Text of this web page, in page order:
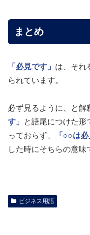
まとめ
「必見です」 は、それ
られています。
必ず見るように、と解
す」
と語尾につけた形
っておらず、
「○○は必
した時にそちらの意味
ビジネス用語